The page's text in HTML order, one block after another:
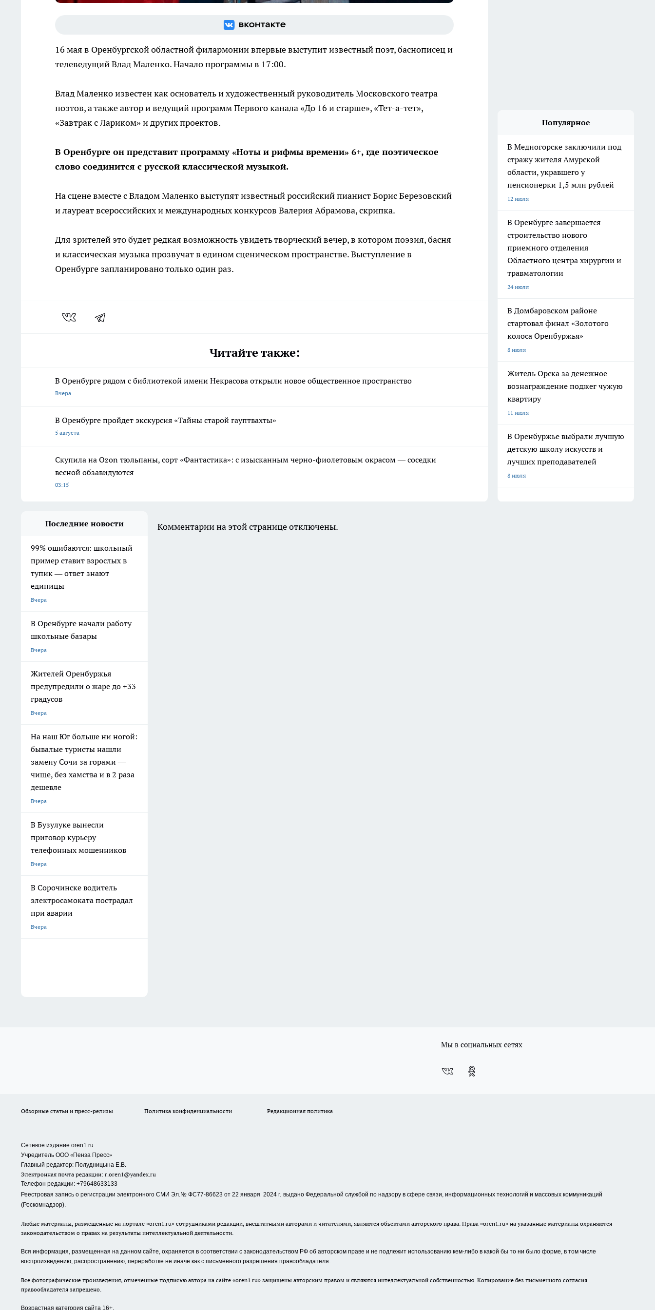
16 мая в Оренбургской областной филармонии впервые выступит известный поэт, баснописец и
телеведущий Влад Маленко. Начало программы в 17:00.
Влад Маленко известен как основатель и художественный руководитель Московского театра
поэтов, а также автор и ведущий программ Первого канала «До 16 и старше», «Тет-а-тет»,
«Завтрак с Лариком» и других проектов.
В Оренбурге он представит программу «Ноты и рифмы времени» 6+, где поэтическое
слово соединится с русской классической музыкой.
На сцене вместе с Владом Маленко выступят известный российский пианист Борис Березовский
и лауреат всероссийских и международных конкурсов Валерия Абрамова, скрипка.
Для зрителей это будет редкая возможность увидеть творческий вечер, в котором поэзия, басня
и классическая музыка прозвучат в едином сценическом пространстве. Выступление в
Оренбурге запланировано только один раз.
Читайте также:
В Оренбурге рядом с библиотекой имени Некрасова открыли новое общественное пространство
Вчера
В Оренбурге пройдет экскурсия «Тайны старой гауптвахты»
5 августа
Скупила на Ozon тюльпаны, сорт «Фантастика»: с изысканным черно-фиолетовым окрасом — соседки
весной обзавидуются
03:15
Популярное
В Медногорске заключили под
стражу жителя Амурской
области, укравшего у
пенсионерки 1,5 млн рублей
12 июля
В Оренбурге завершается
строительство нового
приемного отделения
Областного центра хирургии и
травматологии
24 июля
В Домбаровском районе
стартовал финал «Золотого
колоса Оренбуржья»
8 июля
Житель Орска за денежное
вознаграждение поджег чужую
квартиру
11 июля
В Оренбуржье выбрали лучшую
детскую школу искусств и
лучших преподавателей
8 июля
Последние новости
99% ошибаются: школьный
пример ставит взрослых в
тупик — ответ знают
единицы
Вчера
В Оренбурге начали работу
школьные базары
Вчера
Жителей Оренбуржья
предупредили о жаре до +33
градусов
Вчера
На наш Юг больше ни ногой:
бывалые туристы нашли
замену Сочи за горами —
чище, без хамства и в 2 раза
дешевле
Вчера
В Бузулуке вынесли
приговор курьеру
телефонных мошенников
Вчера
В Сорочинске водитель
электросамоката пострадал
при аварии
Вчера
Комментарии на этой странице отключены.
Мы в социальных сетях
Обзорные статьи и пресс-релизы Политика конфиденциальности Редакционная политика
Сетевое издание oren1.ru
Учредитель ООО «Пенза Пресс»
Главный редактор: Полудницына Е.В.
Электронная почта редакции: r.oren1@yandex.ru
Телефон редакции: +79648633133
Реестровая запись о регистрации электронного СМИ Эл.№ ФС77-86623 от 22 января 2024 г. выдано Федеральной службой по надзору в сфере связи, информационных технологий и массовых коммуникаций
(Роскомнадзор).
Любые материалы, размещенные на портале «oren1.ru» сотрудниками редакции, внештатными авторами и читателями, являются объектами авторского права. Права «oren1.ru» на указанные материалы охраняются
законодательством о правах на результаты интеллектуальной деятельности.
Вся информация, размещенная на данном сайте, охраняется в соответствии с законодательством РФ об авторском праве и не подлежит использованию кем-либо в какой бы то ни было форме, в том числе
воспроизведению, распространению, переработке не иначе как с письменного разрешения правообладателя.
Все фотографические произведения, отмеченные подписью автора на сайте «oren1.ru» защищены авторским правом и являются интеллектуальной собственностью. Копирование без письменного согласия
правообладателя запрещено.
Возрастная категория сайта 16+.